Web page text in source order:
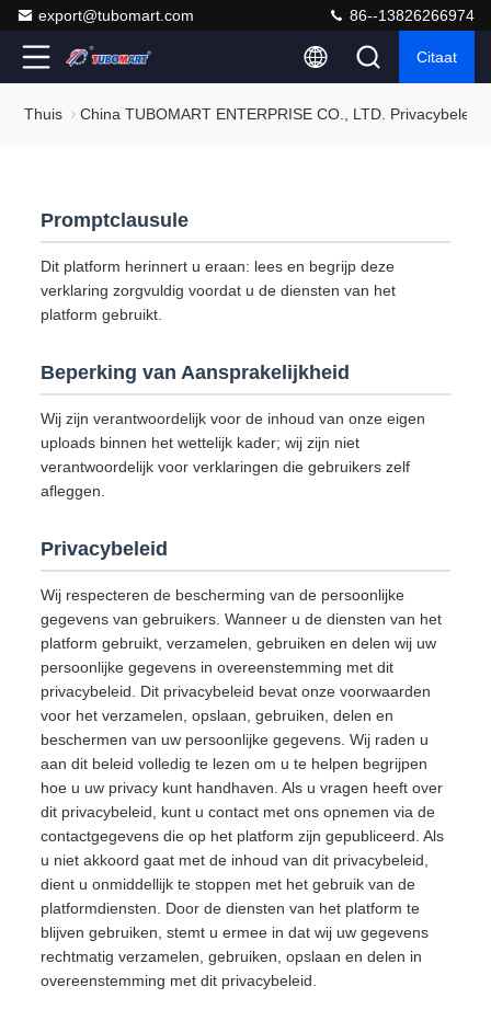
export@tubomart.com 86--13826266974
Citaat
Thuis China TUBOMART ENTERPRISE CO., LTD. Privacybeleid
Promptclausule
Dit platform herinnert u eraan: lees en begrijp deze
verklaring zorgvuldig voordat u de diensten van het
platform gebruikt.
Beperking van Aansprakelijkheid
Wij zijn verantwoordelijk voor de inhoud van onze eigen
uploads binnen het wettelijk kader; wij zijn niet
verantwoordelijk voor verklaringen die gebruikers zelf
afleggen.
Privacybeleid
Wij respecteren de bescherming van de persoonlijke
gegevens van gebruikers. Wanneer u de diensten van het
platform gebruikt, verzamelen, gebruiken en delen wij uw
persoonlijke gegevens in overeenstemming met dit
privacybeleid. Dit privacybeleid bevat onze voorwaarden
voor het verzamelen, opslaan, gebruiken, delen en
beschermen van uw persoonlijke gegevens. Wij raden u
aan dit beleid volledig te lezen om u te helpen begrijpen
hoe u uw privacy kunt handhaven. Als u vragen heeft over
dit privacybeleid, kunt u contact met ons opnemen via de
contactgegevens die op het platform zijn gepubliceerd. Als
u niet akkoord gaat met de inhoud van dit privacybeleid,
dient u onmiddellijk te stoppen met het gebruik van de
platformdiensten. Door de diensten van het platform te
blijven gebruiken, stemt u ermee in dat wij uw gegevens
rechtmatig verzamelen, gebruiken, opslaan en delen in
overeenstemming met dit privacybeleid.